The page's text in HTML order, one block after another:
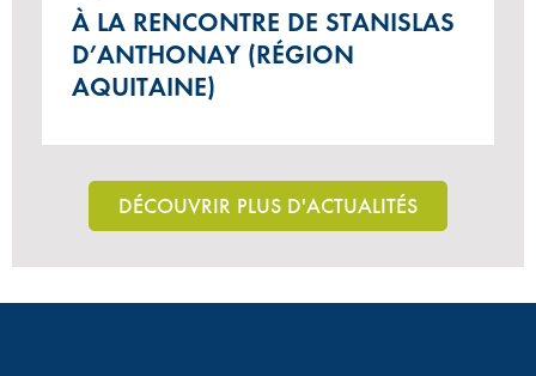
À LA RENCONTRE DE STANISLAS
D’ANTHONAY (RÉGION
AQUITAINE)
DÉCOUVRIR PLUS D'ACTUALITÉS